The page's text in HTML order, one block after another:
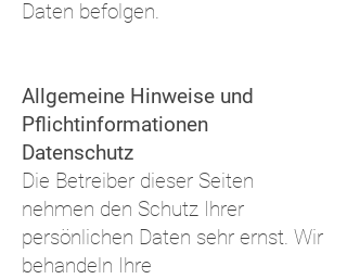
Daten befolgen.
Allgemeine Hinweise und
Pflichtinformationen
Datenschutz
Die Betreiber dieser Seiten
nehmen den Schutz Ihrer
persönlichen Daten sehr ernst. Wir
behandeln Ihre